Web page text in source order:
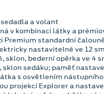
a volant
v kombinaci látky a
Premium standardní
nastavitelné ve 12
sklon, bederní opěrka ve 4
sklon sedáku; paměť
s osvětlením
projekcí Explorer a